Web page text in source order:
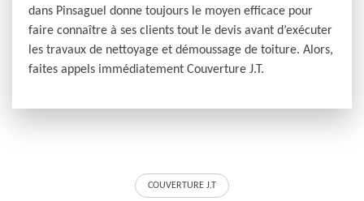
dans Pinsaguel donne toujours le moyen efficace pour
faire connaître à ses clients tout le devis avant d’exécuter
les travaux de nettoyage et démoussage de toiture. Alors,
faites appels immédiatement Couverture J.T.
COUVERTURE J.T